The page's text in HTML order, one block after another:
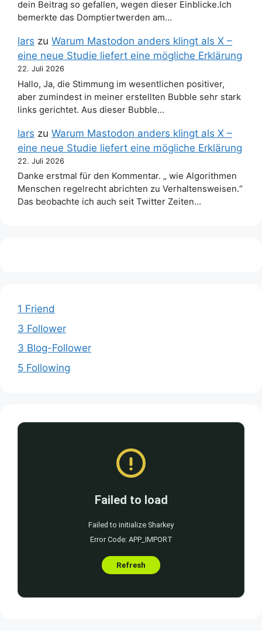
dein Beitrag so gefallen, wegen dieser Einblicke.Ich
bemerkte das Domptiertwerden am…
lars zu Warum Mastodon anders klingt als X –
eine neue Studie liefert eine mögliche Erklärung
22. Juli 2026
Hallo, Ja, die Stimmung im wesentlichen positiver,
aber zumindest in meiner erstellten Bubble sehr stark
links gerichtet. Aus dieser Bubble…
lars zu Warum Mastodon anders klingt als X –
eine neue Studie liefert eine mögliche Erklärung
22. Juli 2026
Danke erstmal für den Kommentar. „ wie Algorithmen
Menschen regelrecht abrichten zu Verhaltensweisen.“
Das beobachte ich auch seit Twitter Zeiten…
1 Friend
3 Follower
3 Blog-Follower
5 Following